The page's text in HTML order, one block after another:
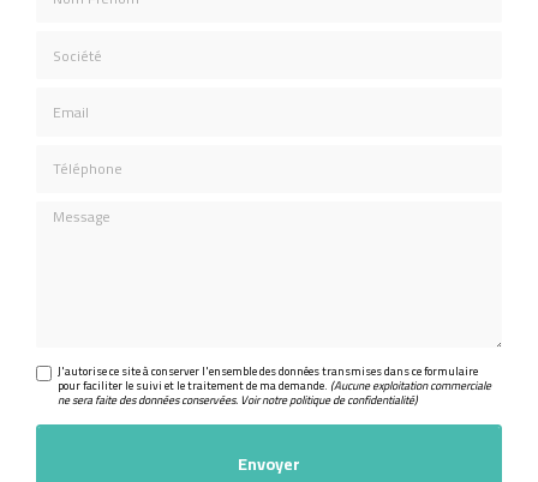
Message
J'autorise ce site à conserver l'ensemble des données transmises dans ce formulaire
pour faciliter le suivi et le traitement de ma demande. (Aucune exploitation commerciale
ne sera faite des données conservées. Voir notrepolitique de confidentialité)